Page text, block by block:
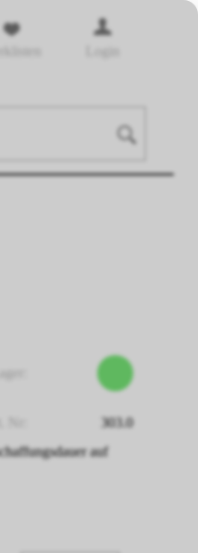
303.0
auf